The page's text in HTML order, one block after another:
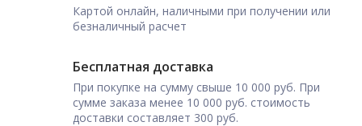
Картой онлайн, наличными при получении или
безналичный расчет
Бесплатная доставка
При покупке на сумму свыше 10 000 руб. При
сумме заказа менее 10 000 руб. стоимость
доставки составляет 300 руб.